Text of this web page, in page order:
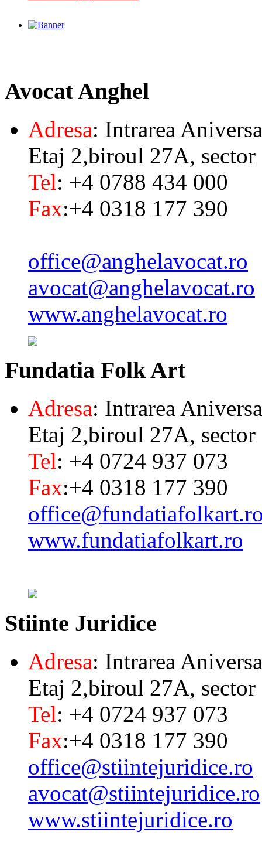
AvocatAnghel
Adresa: Intrarea
Etaj 2,biroul 27A, sector
Tel: +4 0788 434 000
Fax:+4 0318 177 390
office@anghelavocat.ro
avocat@anghelavocat.ro
www.anghelavocat.ro
Fundatia Folk Art
Adresa: Intrarea
Etaj 2,biroul 27A, sector
Tel: +4 0724 937 073
Fax:+4 0318 177 390
www.fundatiafolkart.ro
Stiinte Juridice
Adresa: Intrarea
Etaj 2,biroul 27A, sector
Tel: +4 0724 937 073
Fax:+4 0318 177 390
office@stiintejuridice.ro
avocat@stiintejuridice.ro
www.stiintejuridice.ro